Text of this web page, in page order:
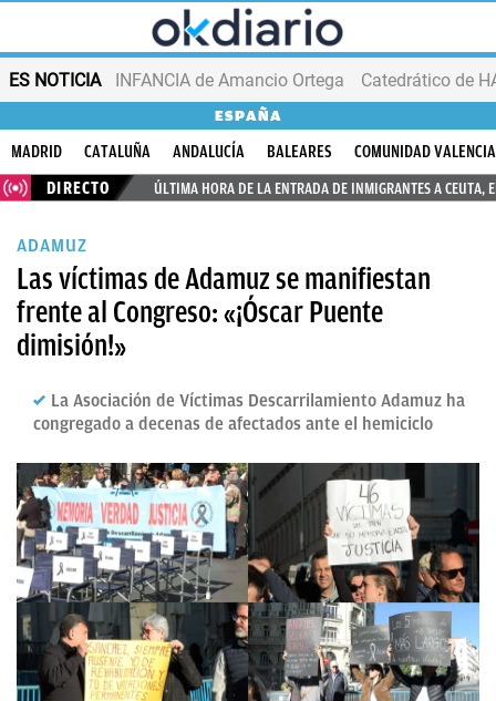
ES NOTICIA INFANCIA de Amancio Ortega
ESPAÑA
MADRID CATALUÑA ANDALUCÍA BALEARES
COMUNIDAD
DIRECTO
ÚLTIMA HORA DE LA ENTRADA DE INMIGRANTES A CEUTA,
ADAMUZ
Las víctimas de Adamuz se manifiestan
frente al Congreso: «¡Óscar Puente
dimisión!»
La Asociación de Víctimas Descarrilamiento Adamuz ha
congregado a decenas de afectados ante el hemiciclo